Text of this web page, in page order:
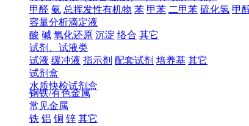
甲醛 氨 总挥发性有机物 苯 甲苯 二甲苯 硫化氢 甲
容量分析滴定液
酸 碱 氧化还原 沉淀 络合 其它
试剂、试液类
试液 缓冲液 指示剂 配套试剂 培养基 其它
试剂盒
水质快检试剂盒
钢铁/有色金属
常见金属
铁 铝 铜 锌 其它